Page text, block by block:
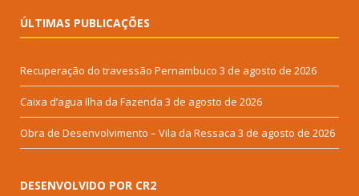
ÚLTIMAS PUBLICAÇÕES
Recuperação do travessão Pernambuco 3 de agosto de 2026
Caixa d’agua Ilha da Fazenda 3 de agosto de 2026
Obra de Desenvolvimento – Vila da Ressaca 3 de agosto de 2026
DESENVOLVIDO POR CR2